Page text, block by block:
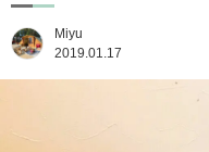
Miyu
2019.01.17